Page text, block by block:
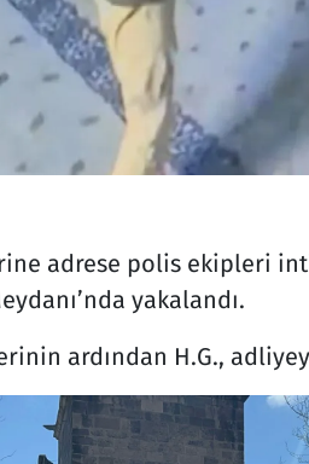
adrese polis ekipleri
yakalandı.
ardından H.G.,